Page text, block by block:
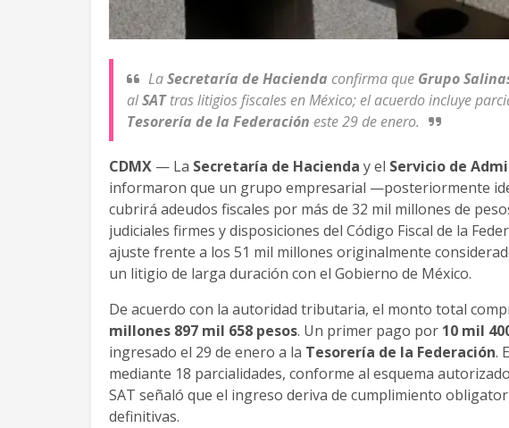
LaSecretaría de Hacienda confirma que Grupo
alSATtras litigios fiscales en México; el acuerdo incluye
Tesorería de la Federación este 29 de enero.
CDMX — La Secretaría de Hacienda y el Servicio de
informaron que un grupo empresarial —posteriormente
cubrirá adeudos fiscales por más de 32 mil millones de
judiciales firmes y disposiciones del Código Fiscal de la
ajuste frente a los 51 mil millones originalmente
un litigio de larga duración con el Gobierno de México.
De acuerdo con la autoridad tributaria, el monto total
millones 897 mil 658 pesos. Un primer pago por 10 mil
ingresado el 29 de enero a la Tesorería de la Federación.
mediante 18 parcialidades, conforme al esquema
SAT señaló que el ingreso deriva de cumplimiento
definitivas.